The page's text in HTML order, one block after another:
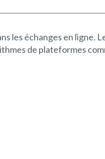
les échanges en ligne.
de plateformes